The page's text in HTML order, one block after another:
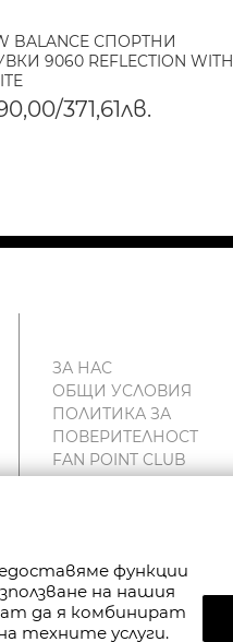
BALANCE СПОРТНИ
9060 REFLECTION WITH
371,61лв.
ЗА НАС
ОБЩИ УСЛОВИЯ
ПОЛИТИКА ЗА
ПОВЕРИТЕЛНОСТ
FAN POINT CLUB
МАГАЗИНИ
функции
на нашия
да я комбинират
техните услуги.